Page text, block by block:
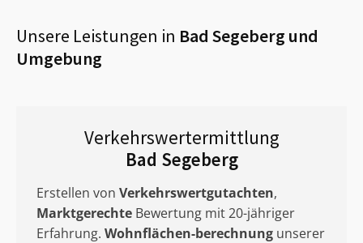
Unsere Leistungen in Bad Segeberg und
Umgebung
Verkehrswertermittlung
Bad Segeberg
Erstellen von Verkehrswertgutachten,
Marktgerechte Bewertung mit 20-jähriger
Erfahrung. Wohnflächen-berechnung unserer